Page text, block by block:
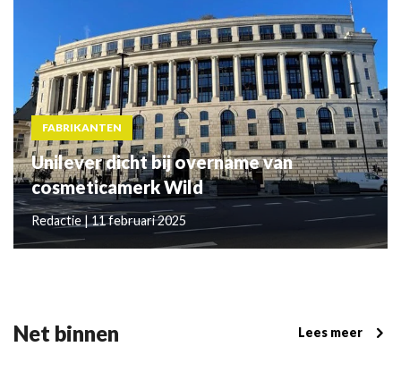
FABRIKANTEN
Unilever dicht bij overname van
cosmeticamerk Wild
Redactie | 11 februari 2025
Net binnen Lees meer